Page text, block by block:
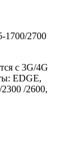
1700/2700
с 3G/4G
EDGE,
/2600,